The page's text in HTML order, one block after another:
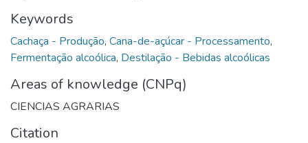
Keywords
Cachaça - Produção, Cana-de-açúcar - Processamento,
Fermentação alcoólica, Destilação - Bebidas alcoólicas
Areas of knowledge (CNPq)
CIENCIAS AGRARIAS
Citation